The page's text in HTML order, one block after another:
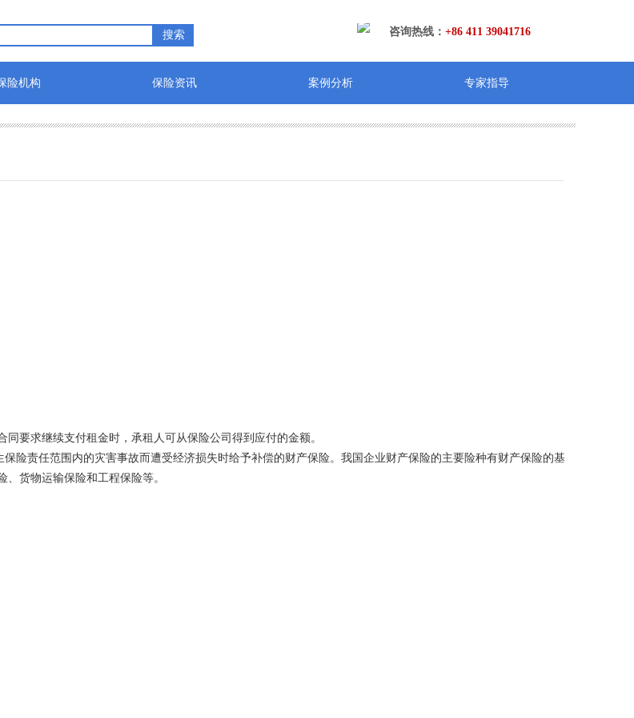
搜索 咨询热线： +86 411 39041716
险机构 保险资讯 案例分析 专家指导
要求继续支付租金时，承租人可从保险公司得到应付的金额。
险责任范围内的灾害事故而遭受经济损失时给予补偿的财产保险。我国企业财产保险的主要险种有财产保险的基
货物运输保险和工程保险等。